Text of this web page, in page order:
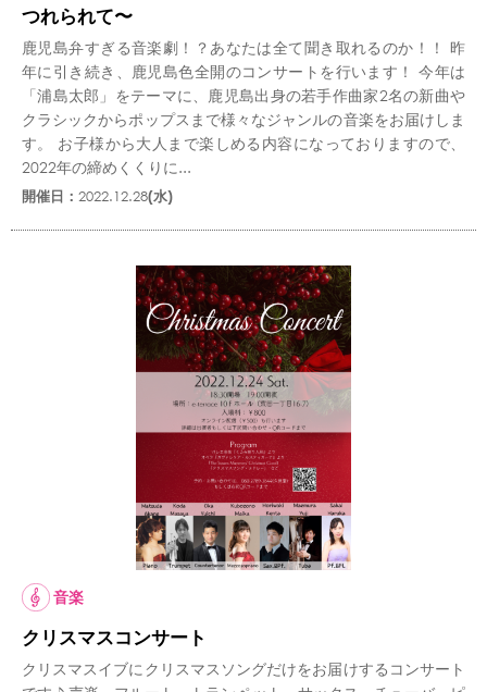
つれられて〜
鹿児島弁すぎる音楽劇！？あなたは全て聞き取れるのか！！ 昨
年に引き続き、鹿児島色全開のコンサートを行います！ 今年は
「浦島太郎」をテーマに、鹿児島出身の若手作曲家2名の新曲や
クラシックからポップスまで様々なジャンルの音楽をお届けしま
す。 お子様から大人まで楽しめる内容になっておりますので、
2022年の締めくくりに...
開催日： 2022.12.28(水)
音楽
クリスマスコンサート
クリスマスイブにクリスマスソングだけをお届けするコンサート